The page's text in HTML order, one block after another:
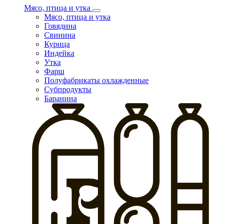
Мясо, птица и утка
Мясо, птица и утка
Говядина
Свинина
Курица
Индейка
Утка
Фарш
Полуфабрикаты охлажденные
Субпродукты
Баранина